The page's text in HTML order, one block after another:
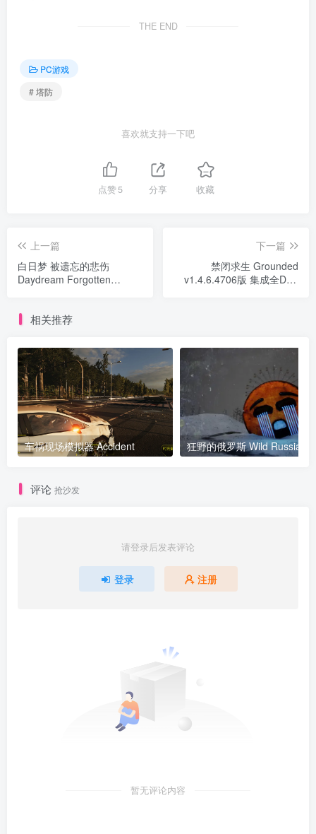
THE END
PC游戏
# 塔防
喜欢就支持一下吧
点赞5 分享 收藏
上一篇
白日梦 被遗忘的悲伤
Daydream Forgotten
下一篇
禁闭求生 Grounded
v1.4.6.4706版 集成全DLC
相关推荐
车祸现场模拟器 Accident 狂野的俄罗斯 Wild Russia
评论 抢沙发
请登录后发表评论
登录 注册
暂无评论内容